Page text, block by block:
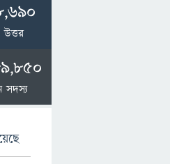
উত্তর
সদস্য